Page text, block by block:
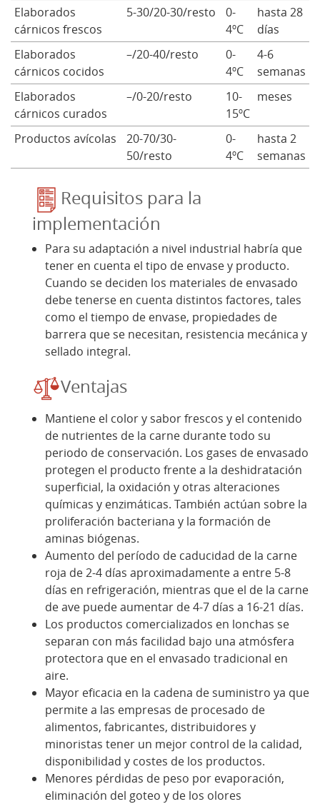
Elaborados
cárnicos frescos
5-30/20-30/resto
0-
4ºC
hasta 28
días
Elaborados
cárnicos cocidos
–/20-40/resto
0-
4ºC
4-6
semanas
Elaborados
cárnicos curados
–/0-20/resto
10-
15ºC
meses
Productos avícolas
20-70/30-
50/resto
0-
4ºC
hasta 2
semanas
Requisitos para la
implementación
Para su adaptación a nivel industrial habría que
tener en cuenta el tipo de envase y producto.
Cuando se deciden los materiales de envasado
debe tenerse en cuenta distintos factores, tales
como el tiempo de envase, propiedades de
barrera que se necesitan, resistencia mecánica y
sellado integral.
Ventajas
Mantiene el color y sabor frescos y el contenido
de nutrientes de la carne durante todo su
periodo de conservación. Los gases de envasado
protegen el producto frente a la deshidratación
superficial, la oxidación y otras alteraciones
químicas y enzimáticas. También actúan sobre la
proliferación bacteriana y la formación de
aminas biógenas.
Aumento del período de caducidad de la carne
roja de 2-4 días aproximadamente a entre 5-8
días en refrigeración, mientras que el de la carne
de ave puede aumentar de 4-7 días a 16-21 días.
Los productos comercializados en lonchas se
separan con más facilidad bajo una atmósfera
protectora que en el envasado tradicional en
aire.
Mayor eficacia en la cadena de suministro ya que
permite a las empresas de procesado de
alimentos, fabricantes, distribuidores y
minoristas tener un mejor control de la calidad,
disponibilidad y costes de los productos.
Menores pérdidas de peso por evaporación,
eliminación del goteo y de los olores